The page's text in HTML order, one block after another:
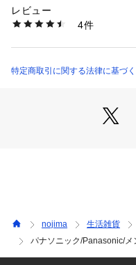
8時間充電式。充電器不
1回のフル充電で約7日間
海外でご使用の場合には
ダプターをお買い求めくだ
海外でご使用の場合には
ダプターをお買い求めくだ
商品番号：
ESKS30 （ショップ）
レビュー
4件
特定商取引に関する法律に基づく
nojima 生活雑貨
パナソニック/Panasonic/